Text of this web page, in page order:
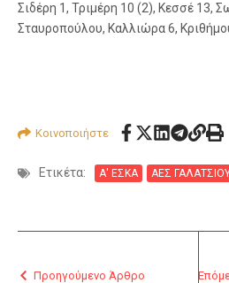
Σιδέρη 1, Τριμέρη 10 (2), Κεσσέ 13,
Σταυροπούλου, Καλλιώρα 6,
Κοινοποιήστε
Ετικέτα: Α' ΕΣΚΑ ΑΕΣ
Προηγούμενο Άρθρο